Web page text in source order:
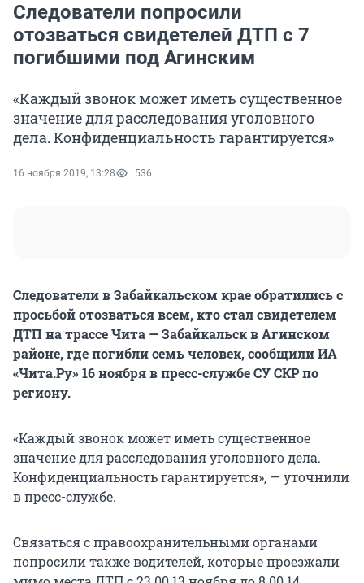
Следователи попросили
отозваться свидетелей ДТП с 7
погибшими под Агинским
«Каждый звонок может иметь существенное
значение для расследования уголовного
дела. Конфиденциальность гарантируется»
16 ноября 2019, 13:28 536
Следователи в Забайкальском крае обратились с
просьбой отозваться всем, кто стал свидетелем
ДТП на трассе Чита — Забайкальск в Агинском
районе, где погибли семь человек, сообщили ИА
«Чита.Ру» 16 ноября в пресс-службе СУ СКР по
региону.
«Каждый звонок может иметь существенное
значение для расследования уголовного дела.
Конфиденциальность гарантируется», — уточнили
в пресс-службе.
Связаться с правоохранительными органами
попросили также водителей, которые проезжали